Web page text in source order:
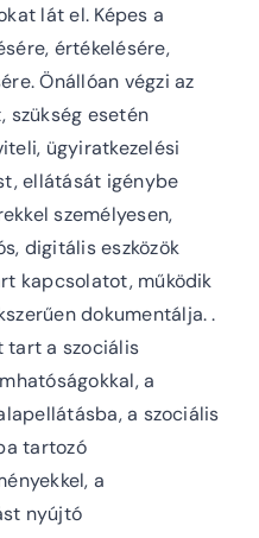
lát el. Képes a
értékelésére,
Önállóan végzi az
szükség esetén
ügyiratkezelési
ellátását igénybe
személyesen,
digitális eszközök
kapcsolatot, működik
dokumentálja. .
tart a szociális
a
a szociális
tartozó
a
nyújtó